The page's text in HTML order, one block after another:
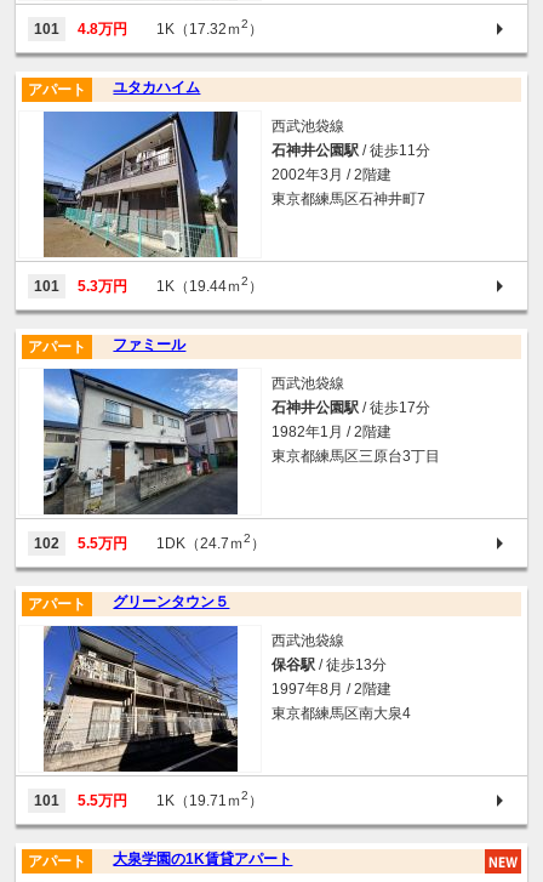
101 4.8万円 1K（17.32ｍ2 ）
ユタカハイム
アパート
西武池袋線
石神井公園駅 / 徒歩11分
2002年3月 / 2階建
東京都練馬区石神井町7
101 5.3万円 1K（19.44ｍ2 ）
ファミール
アパート
西武池袋線
石神井公園駅 / 徒歩17分
1982年1月 / 2階建
東京都練馬区三原台3丁目
102 5.5万円 1DK（24.7ｍ2 ）
グリーンタウン５
アパート
西武池袋線
保谷駅 / 徒歩13分
1997年8月 / 2階建
東京都練馬区南大泉4
101 5.5万円 1K（19.71ｍ2 ）
大泉学園の1K賃貸アパート
アパート